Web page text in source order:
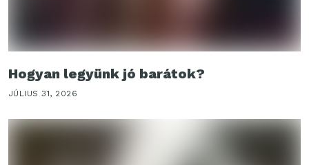
Hogyan legyünk jó barátok?
JÚLIUS 31, 2026